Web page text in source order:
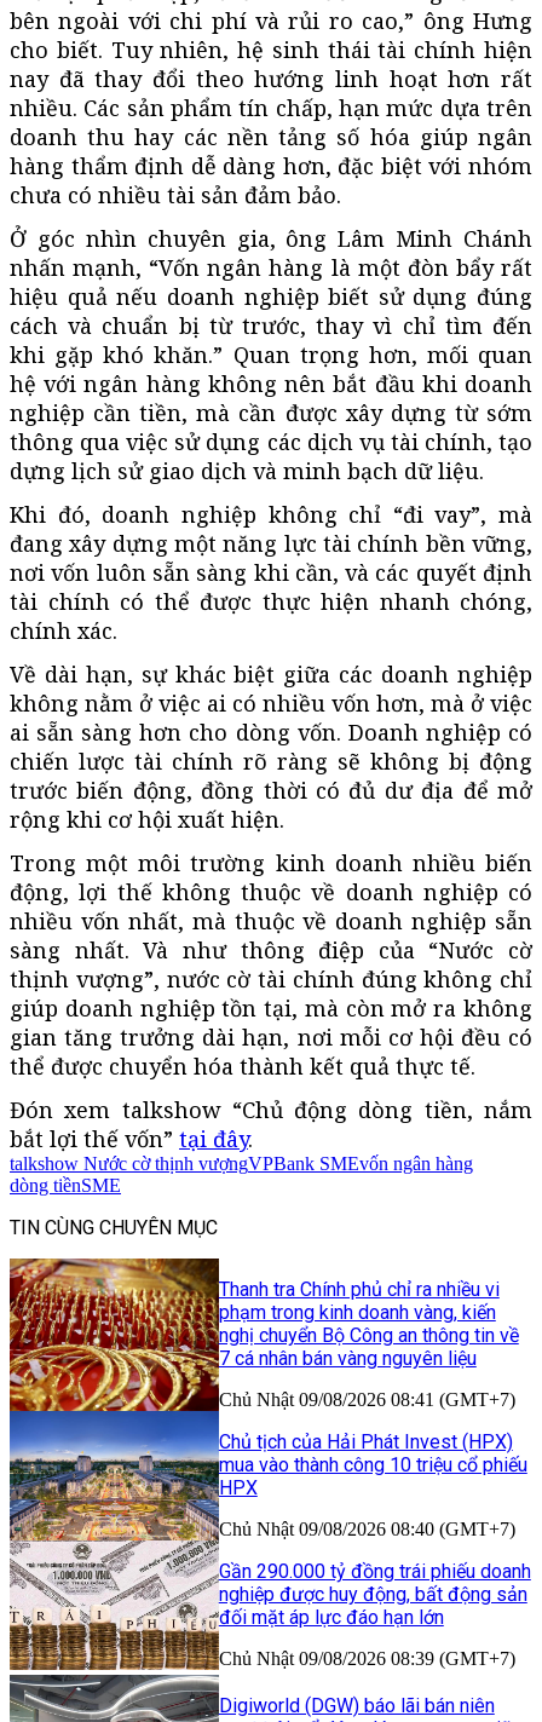
bên ngoài với chi phí và rủi ro cao,” ông Hưng
cho biết. Tuy nhiên, hệ sinh thái tài chính hiện
nay đã thay đổi theo hướng linh hoạt hơn rất
nhiều. Các sản phẩm tín chấp, hạn mức dựa trên
doanh thu hay các nền tảng số hóa giúp ngân
hàng thẩm định dễ dàng hơn, đặc biệt với nhóm
chưa có nhiều tài sản đảm bảo.
Ở góc nhìn chuyên gia, ông Lâm Minh Chánh
nhấn mạnh, “Vốn ngân hàng là một đòn bẩy rất
hiệu quả nếu doanh nghiệp biết sử dụng đúng
cách và chuẩn bị từ trước, thay vì chỉ tìm đến
khi gặp khó khăn.” Quan trọng hơn, mối quan
hệ với ngân hàng không nên bắt đầu khi doanh
nghiệp cần tiền, mà cần được xây dựng từ sớm
thông qua việc sử dụng các dịch vụ tài chính, tạo
dựng lịch sử giao dịch và minh bạch dữ liệu.
Khi đó, doanh nghiệp không chỉ “đi vay”, mà
đang xây dựng một năng lực tài chính bền vững,
nơi vốn luôn sẵn sàng khi cần, và các quyết định
tài chính có thể được thực hiện nhanh chóng,
chính xác.
Về dài hạn, sự khác biệt giữa các doanh nghiệp
không nằm ở việc ai có nhiều vốn hơn, mà ở việc
ai sẵn sàng hơn cho dòng vốn. Doanh nghiệp có
chiến lược tài chính rõ ràng sẽ không bị động
trước biến động, đồng thời có đủ dư địa để mở
rộng khi cơ hội xuất hiện.
Trong một môi trường kinh doanh nhiều biến
động, lợi thế không thuộc về doanh nghiệp có
nhiều vốn nhất, mà thuộc về doanh nghiệp sẵn
sàng nhất. Và như thông điệp của “Nước cờ
thịnh vượng”, nước cờ tài chính đúng không chỉ
giúp doanh nghiệp tồn tại, mà còn mở ra không
gian tăng trưởng dài hạn, nơi mỗi cơ hội đều có
thể được chuyển hóa thành kết quả thực tế.
Đón xem talkshow “Chủ động dòng tiền, nắm
bắt lợi thế vốn” tại đây.
talkshow Nước cờ thịnh vượngVPBank SMEvốn ngân hàng
dòng tiềnSME
TIN CÙNG CHUYÊN MỤC
Thanh tra Chính phủ chỉ ra nhiều vi
phạm trong kinh doanh vàng, kiến
nghị chuyển Bộ Công an thông tin về
7 cá nhân bán vàng nguyên liệu
Chủ Nhật 09/08/2026 08:41 (GMT+7)
Chủ tịch của Hải Phát Invest (HPX)
mua vào thành công 10 triệu cổ phiếu
HPX
Chủ Nhật 09/08/2026 08:40 (GMT+7)
Gần 290.000 tỷ đồng trái phiếu doanh
nghiệp được huy động, bất động sản
đối mặt áp lực đáo hạn lớn
Chủ Nhật 09/08/2026 08:39 (GMT+7)
Digiworld (DGW) báo lãi bán niên